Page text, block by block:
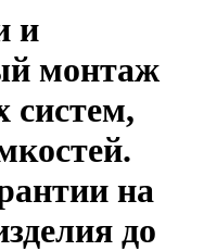
и
монтаж
систем,
.
на
до